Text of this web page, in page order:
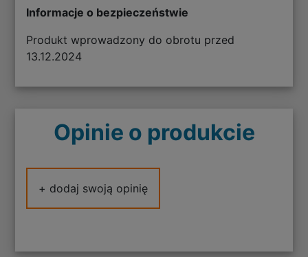
Informacje o bezpieczeństwie
Produkt wprowadzony do obrotu przed
13.12.2024
Opinie o produkcie
+ dodaj swoją opinię